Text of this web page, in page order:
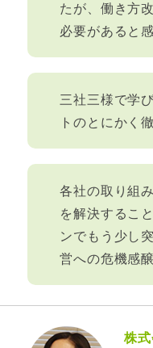
たが、働き方
必要があると
三社三様で学
トのとにかく
各社の取り組
を解決するこ
ンでもう少し
営への危機感
株